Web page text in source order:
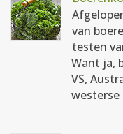
van
testen
Want ja,
VS,
westerse